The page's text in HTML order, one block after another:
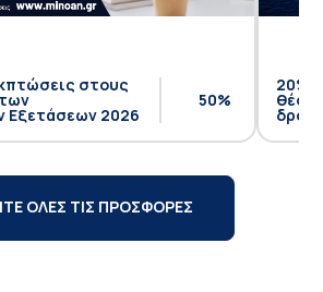
στους
Εξετάσεων 2026
50%
20%
θέση
ΟΛΕΣ ΤΙΣ ΠΡΟΣΦΟΡΕΣ